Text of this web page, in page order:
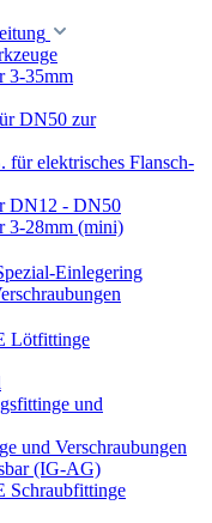
3-35mm
DN50 zur
elektrisches Flansch-
DN12 - DN50
3-28mm (mini)
Einlegering
Lötfittinge
und
und Verschraubungen
(IG-AG)